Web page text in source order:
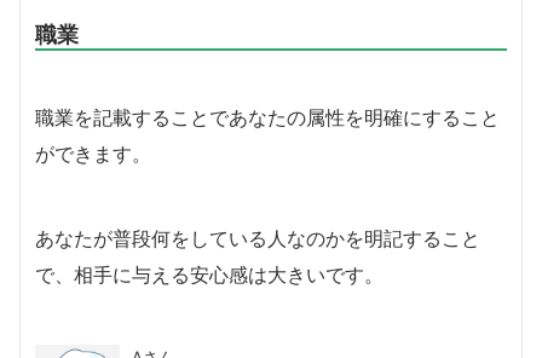
職業
職業を記載することであなたの属性を明確にすること
ができます。
あなたが普段何をしている人なのかを明記すること
で、相手に与える安心感は大きいです。